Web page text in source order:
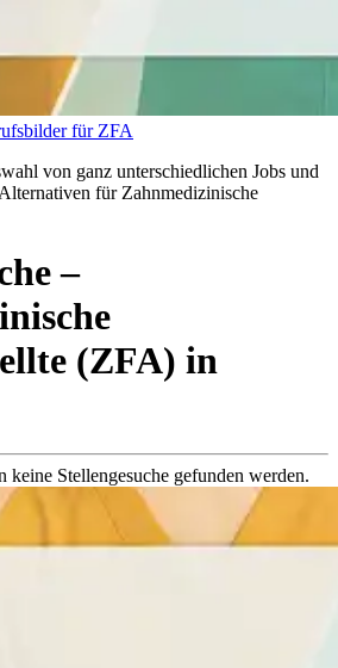
für ZFA
von ganz unterschiedlichen Jobs und
für Zahnmedizinische
–
(ZFA) in
keine Stellengesuche gefunden werden.